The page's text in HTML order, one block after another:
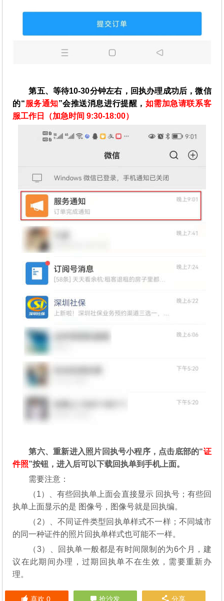
第五、等待10-30分钟左右，回执办理成功后，微信
的“服务通知”会推送消息进行提醒， 如需加急请联系客
服工作日（加急时间 9:30-18:00）
第六、重新进入照片回执号小程序，点击底部的“证
件照”按钮，进入后可以下载回执单到手机上面。
需要注意：
（1）、有些回执单上面会直接显示 回执号；有些回
执单上面显示的是 图像号，图像号就是回执编。
（2）、不同证件类型回执单样式不一样；不同城市
的同一种证件的照片回执单样式也可能不一样。
（3）、回执单一般都是有时间限制的为6个月，建
议在此期间办理，过期回执单不在生效，需要重新办
理。
喜欢 0 抢沙发 分享